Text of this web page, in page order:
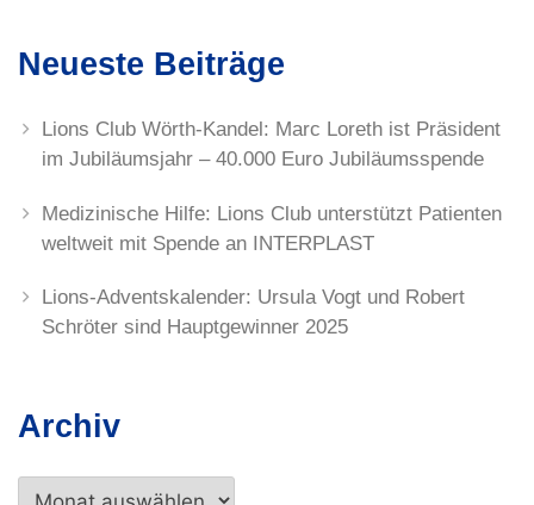
Neueste Beiträge
Lions Club Wörth-Kandel: Marc Loreth ist Präsident
im Jubiläumsjahr – 40.000 Euro Jubiläumsspende
Medizinische Hilfe: Lions Club unterstützt Patienten
weltweit mit Spende an INTERPLAST
Lions-Adventskalender: Ursula Vogt und Robert
Schröter sind Hauptgewinner 2025
Archiv
Archiv